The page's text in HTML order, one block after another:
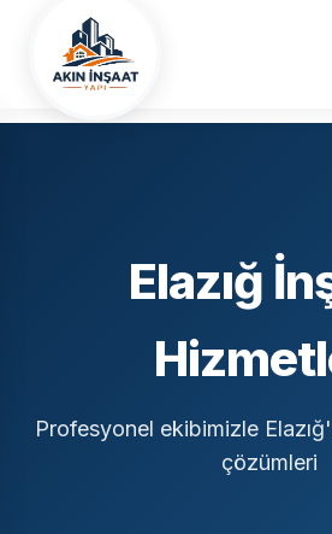
Ana Sayfa
Elazığ
Profesyonel ekibimizle
çözümleri